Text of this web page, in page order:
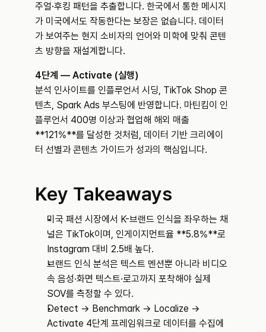
주얼·후킹 패턴을 추출합니다. 한국에서 통한 메시지
가 미국에서도 작동한다는 보장은 없습니다. 데이터
가 보여주는 현지 소비자의 언어와 미학에 맞춰 콘텐
츠 방향을 재설계합니다.
4단계 — Activate (실행)
분석 인사이트를 인플루언서 시딩, TikTok Shop 콘
텐츠, Spark Ads 부스팅에 반영합니다. 마틴킴이 인
플루언서 400명 이상과 협업해 해외 매출
**121%**를 달성한 것처럼, 데이터 기반 크리에이
터 선별과 콘텐츠 가이드가 성과의 핵심입니다.
Key Takeaways
미국 패션 시장에서 K-브랜드 인식을 좌우하는 채
널은 TikTok이며, 인게이지먼트율 **5.8%**로
Instagram 대비 2.5배 높다.
브랜드 인식 분석은 텍스트 멘션뿐 아니라 비디오
속 음성·화면 텍스트·로고까지 포착해야 실제
SOV를 측정할 수 있다.
Detect → Benchmark → Localize →
Activate 4단계 프레임워크로 데이터를 수집에